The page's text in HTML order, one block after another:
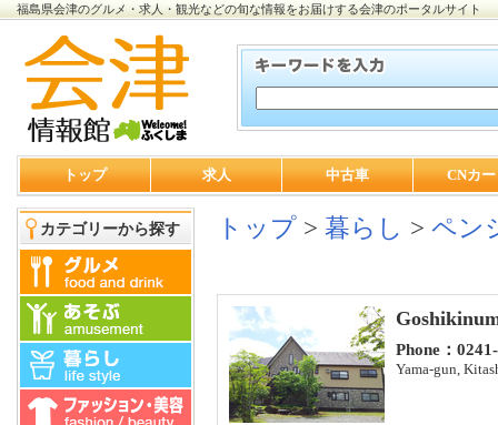
福島県会津のグルメ・求人・観光などの旬な情報をお届けする会津のポータルサイト
トップ 求人 中古車 CNカ
カテゴリーから探す トップ > 暮らし > ペン
Phone：
Yama-gun,